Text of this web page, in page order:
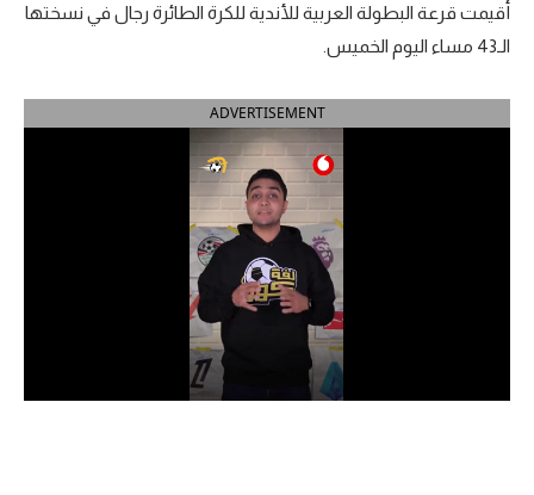
الدوري الإسباني
الدوري الإيطالي
الدوري السعودي للمحترفين
دوري أبطال إفريقيا
أقيمت قرعة البطولة العربية للأندية للكرة الطائرة رجال في نسختها
الـ43 مساء اليوم الخميس.
ADVERTISEMENT